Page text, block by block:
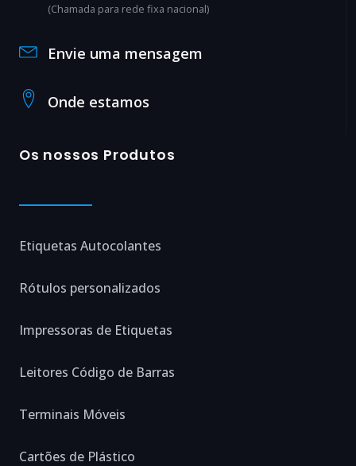
(Chamada para rede fixa nacional)
Envie uma mensagem
Onde estamos
Os nossos Produtos
Etiquetas Autocolantes
Rótulos personalizados
Impressoras de Etiquetas
Leitores Código de Barras
Terminais Móveis
Cartões de Plástico